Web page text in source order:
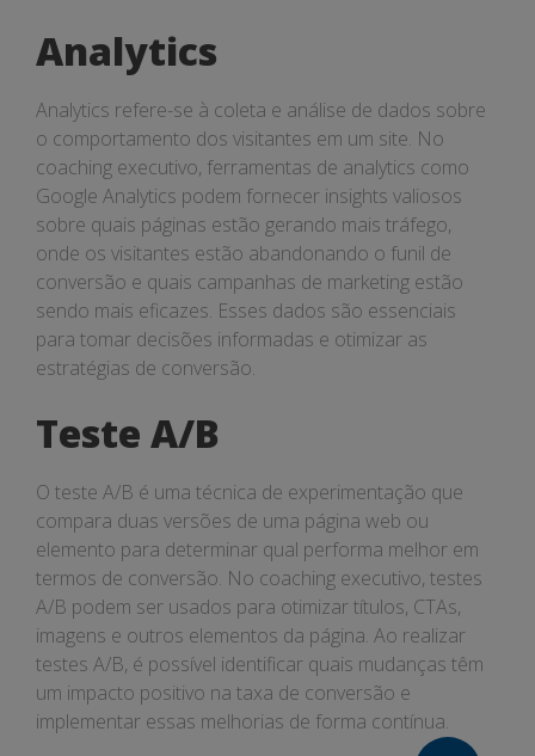
Analytics
Analytics refere-se à coleta e análise de dados sobre
o comportamento dos visitantes em um site. No
coaching executivo, ferramentas de analytics como
Google Analytics podem fornecer insights valiosos
sobre quais páginas estão gerando mais tráfego,
onde os visitantes estão abandonando o funil de
conversão e quais campanhas de marketing estão
sendo mais eficazes. Esses dados são essenciais
para tomar decisões informadas e otimizar as
estratégias de conversão.
Teste A/B
O teste A/B é uma técnica de experimentação que
compara duas versões de uma página web ou
elemento para determinar qual performa melhor em
termos de conversão. No coaching executivo, testes
A/B podem ser usados para otimizar títulos, CTAs,
imagens e outros elementos da página. Ao realizar
testes A/B, é possível identificar quais mudanças têm
um impacto positivo na taxa de conversão e
implementar essas melhorias de forma contínua.